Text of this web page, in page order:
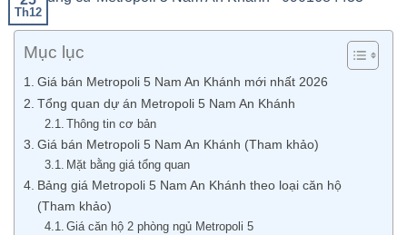
Th12
Mục lục
Giá bán Metropoli 5 Nam An Khánh mới nhất 2026
Tổng quan dự án Metropoli 5 Nam An Khánh
Thông tin cơ bản
Giá bán Metropoli 5 Nam An Khánh (Tham khảo)
Mặt bằng giá tổng quan
Bảng giá Metropoli 5 Nam An Khánh theo loại căn hộ
(Tham khảo)
Giá căn hộ 2 phòng ngủ Metropoli 5